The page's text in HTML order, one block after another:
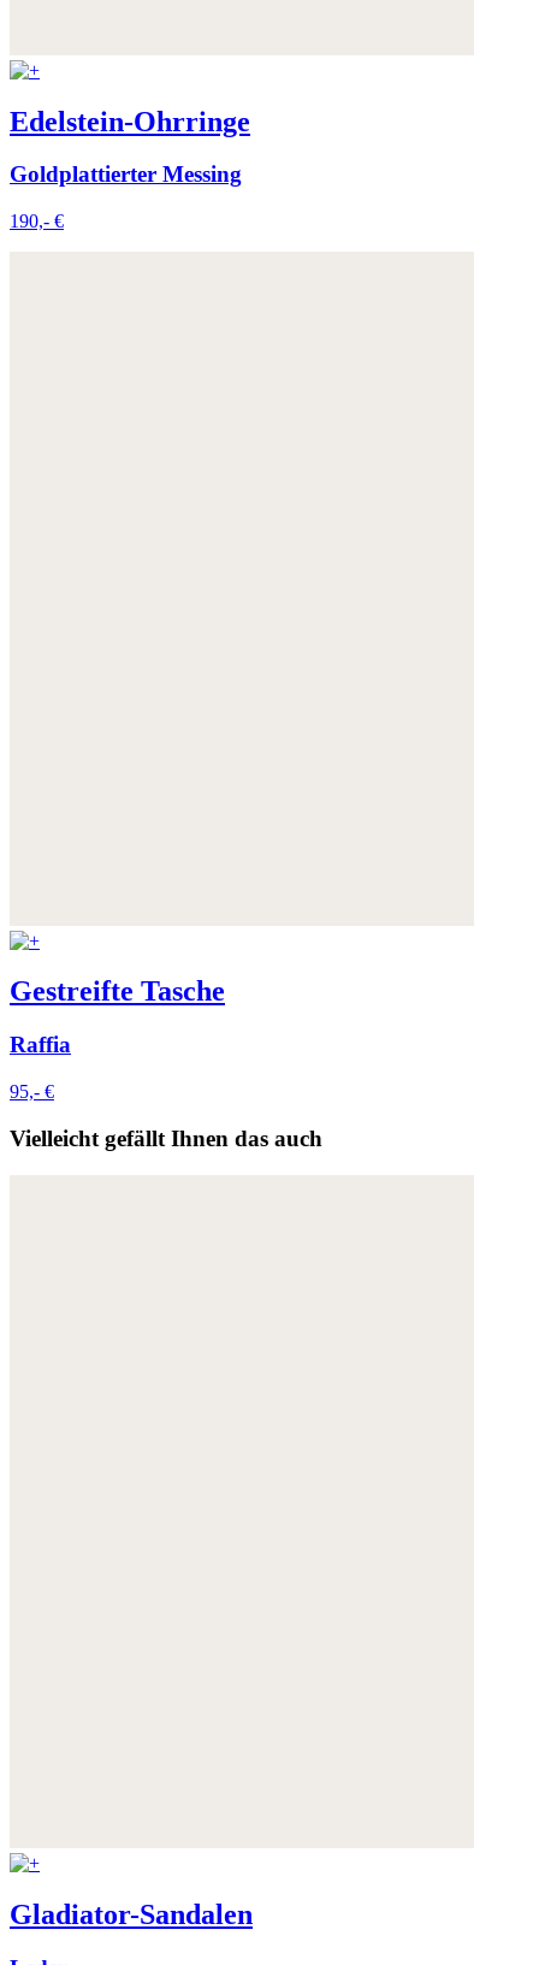
Edelstein-Ohrringe
Goldplattierter Messing
190,- €
Gestreifte Tasche
Raffia
95,- €
Vielleicht gefällt Ihnen das auch
Gladiator-Sandalen